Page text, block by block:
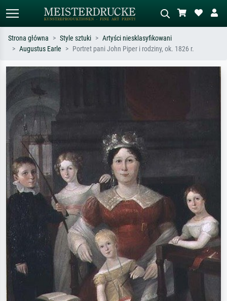
Szukaj wg artysty, tytułu lub stylu – np.
impresjonizm, fala Hokusaia, akt.
Strona główna Style sztuki
Artyści niesklasyfikowani
Augustus Earle
Portret pani John Piper i rodziny, ok. 1826 r.